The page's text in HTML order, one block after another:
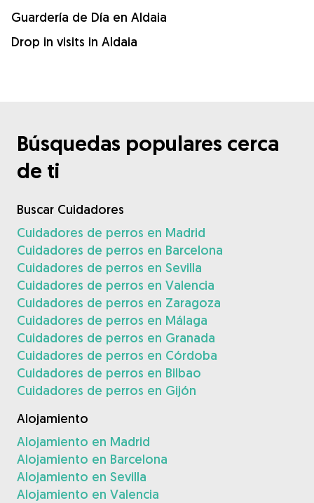
Guardería de Día en Aldaia
Drop in visits in Aldaia
Búsquedas populares cerca
de ti
Buscar Cuidadores
Cuidadores de perros en Madrid
Cuidadores de perros en Barcelona
Cuidadores de perros en Sevilla
Cuidadores de perros en Valencia
Cuidadores de perros en Zaragoza
Cuidadores de perros en Málaga
Cuidadores de perros en Granada
Cuidadores de perros en Córdoba
Cuidadores de perros en Bilbao
Cuidadores de perros en Gijón
Alojamiento
Alojamiento en Madrid
Alojamiento en Barcelona
Alojamiento en Sevilla
Alojamiento en Valencia